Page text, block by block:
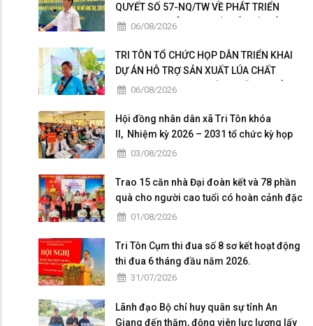
QUYẾT SỐ 57-NQ/TW VỀ PHÁT TRIỂN
KHOA HỌC, CÔNG NGHỆ, ĐỔI MỚI SÁNG
06/08/2026
TRI TÔN TỔ CHỨC HỌP DÂN TRIỂN KHAI
DỰ ÁN HỖ TRỢ SẢN XUẤT LÚA CHẤT
LƯỢNG CAO THEO HƯỚNG HỮU CƠ VÀ
06/08/2026
Hội đồng nhân dân xã Tri Tôn khóa
II, Nhiệm kỳ 2026 – 2031 tổ chức kỳ họp
thứ 4 giữa năm 2026
03/08/2026
Trao 15 căn nhà Đại đoàn kết và 78 phần
quà cho người cao tuổi có hoàn cảnh đặc
biệt khó khăn tại xã Tri Tôn.
01/08/2026
Tri Tôn Cụm thi đua số 8 sơ kết hoạt động
thi đua 6 tháng đầu năm 2026.
31/07/2026
Lãnh đạo Bộ chỉ huy quân sự tỉnh An
Giang đến thăm, động viên lực lượng lấy